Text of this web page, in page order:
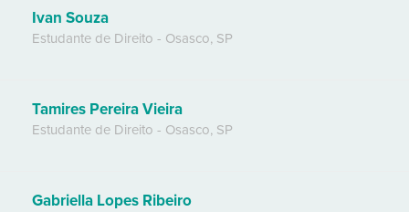
Ivan Souza
Estudante de Direito - Osasco, SP
Tamires Pereira Vieira
Estudante de Direito - Osasco, SP
Gabriella Lopes Ribeiro